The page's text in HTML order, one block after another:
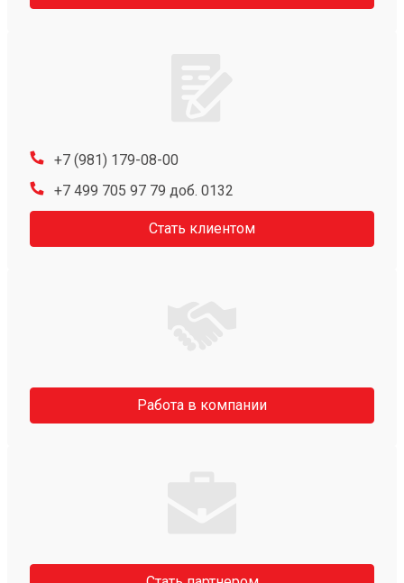
+7 (981) 179-08-00
+7 499 705 97 79 доб. 0132
Стать клиентом
Работа в компании